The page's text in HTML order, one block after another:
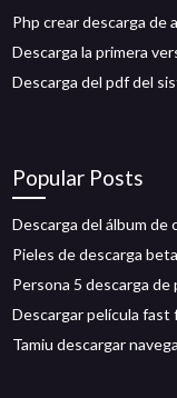
Php crear descarga de
Descarga la primera
Descarga del pdf del
Popular Posts
Descarga del álbum de
Pieles de descarga
Persona 5 descarga de
Descargar película
Tamiu descargar